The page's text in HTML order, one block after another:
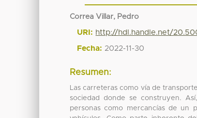
Correa Villar, Pedro
URI: http://hdl.handle.net/
Fecha: 2022-11-30
Resumen:
Las carreteras como vía de
sociedad donde se construyen.
personas como mercancías de un